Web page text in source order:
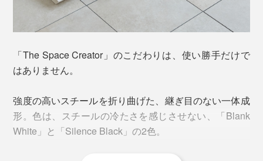
ポイントは、「隠さない」「詰まらない」デザイン。
左右・上部が開いているから、入っているものがすぐに
識別できる。底を斜めにすることで、同じサイズの書類
を入れても自然とズレが生じて、いっぱいに入れたとし
「The Space Creator」のこだわりは、使い勝手だけで
はありません。
強度の高いスチールを折り曲げた、継ぎ目のない一体成
形。色は、スチールの冷たさを感じさせない、「Blank
White」と「Silence Black」の2色。